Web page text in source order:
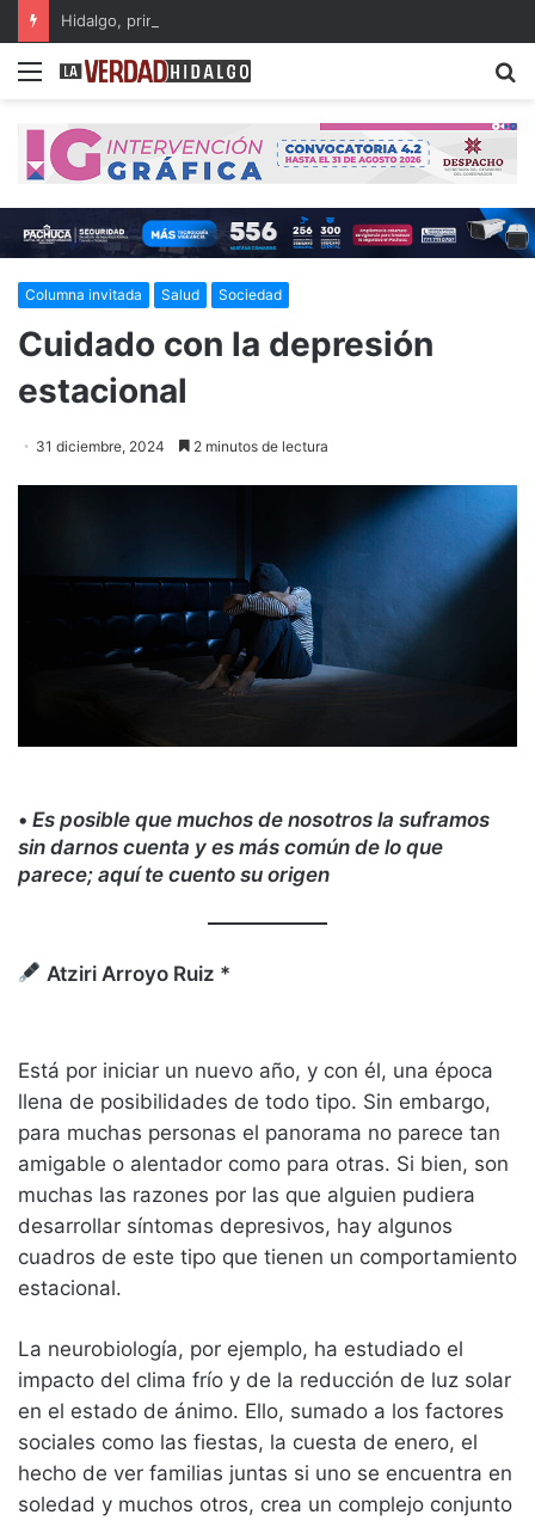
Menu
Columna invitada Salud Sociedad
Cuidado con la depresión
estacional
31 diciembre, 2024 2 minutos de lectura
• Es posible que muchos de nosotros la suframos
sin darnos cuenta y es más común de lo que
parece; aquí te cuento su origen
Atziri Arroyo Ruiz *
Está por iniciar un nuevo año, y con él, una época
llena de posibilidades de todo tipo. Sin embargo,
para muchas personas el panorama no parece tan
amigable o alentador como para otras. Si bien, son
muchas las razones por las que alguien pudiera
desarrollar síntomas depresivos, hay algunos
cuadros de este tipo que tienen un comportamiento
estacional.
La neurobiología, por ejemplo, ha estudiado el
impacto del clima frío y de la reducción de luz solar
en el estado de ánimo. Ello, sumado a los factores
sociales como las fiestas, la cuesta de enero, el
hecho de ver familias juntas si uno se encuentra en
soledad y muchos otros, crea un complejo conjunto